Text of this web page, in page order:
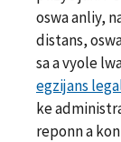
oswa anliy,
distans,
sa a vyole
egzijans
ke
reponn a